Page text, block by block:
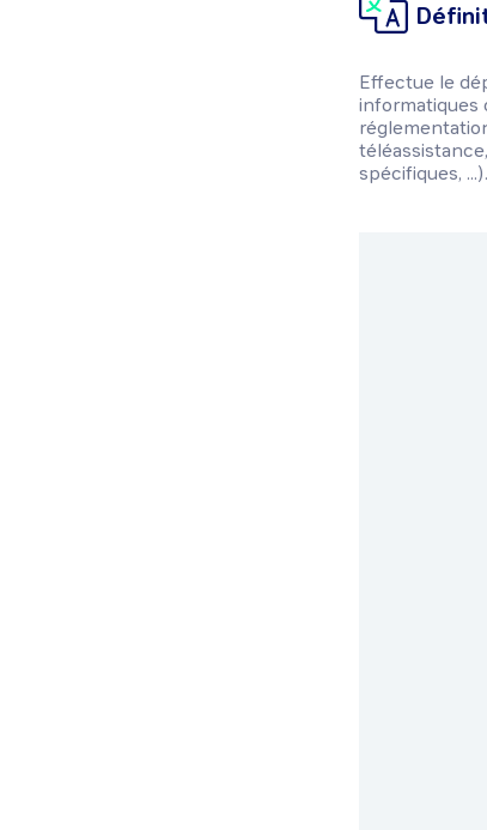
Effectue le
informatiques
spécifiques,